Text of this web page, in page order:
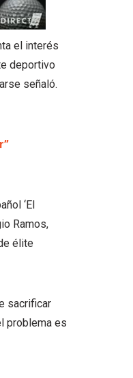
el interés
deportivo
señaló.
‘El
Ramos,
élite
sacrificar
problema es